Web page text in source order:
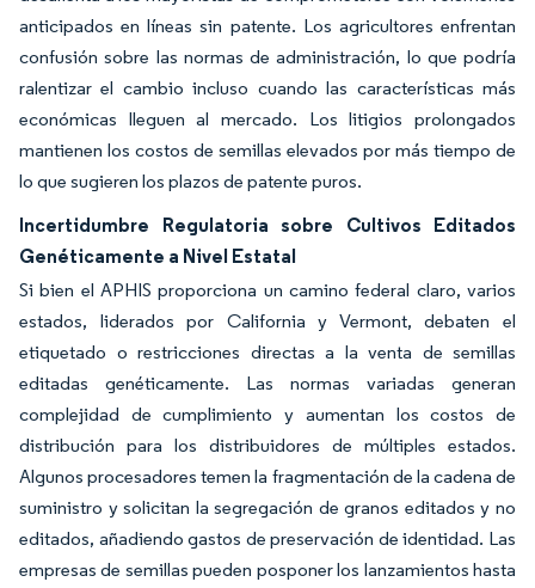
anticipados en líneas sin patente. Los agricultores enfrentan
confusión sobre las normas de administración, lo que podría
ralentizar el cambio incluso cuando las características más
económicas lleguen al mercado. Los litigios prolongados
mantienen los costos de semillas elevados por más tiempo de
lo que sugieren los plazos de patente puros.
Incertidumbre Regulatoria sobre Cultivos Editados
Genéticamente a Nivel Estatal
Si bien el APHIS proporciona un camino federal claro, varios
estados, liderados por California y Vermont, debaten el
etiquetado o restricciones directas a la venta de semillas
editadas genéticamente. Las normas variadas generan
complejidad de cumplimiento y aumentan los costos de
distribución para los distribuidores de múltiples estados.
Algunos procesadores temen la fragmentación de la cadena de
suministro y solicitan la segregación de granos editados y no
editados, añadiendo gastos de preservación de identidad. Las
empresas de semillas pueden posponer los lanzamientos hasta